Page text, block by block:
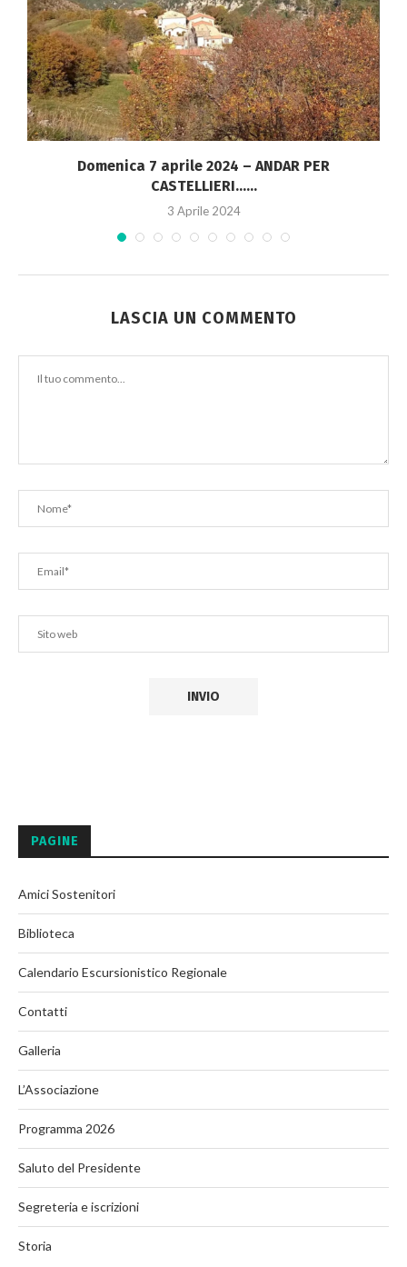
Domenica 7 aprile 2024 – ANDAR PER
CASTELLIERI…...
3 Aprile 2024
LASCIA UN COMMENTO
PAGINE
Amici Sostenitori
Biblioteca
Calendario Escursionistico Regionale
Contatti
Galleria
L’Associazione
Programma 2026
Saluto del Presidente
Segreteria e iscrizioni
Storia